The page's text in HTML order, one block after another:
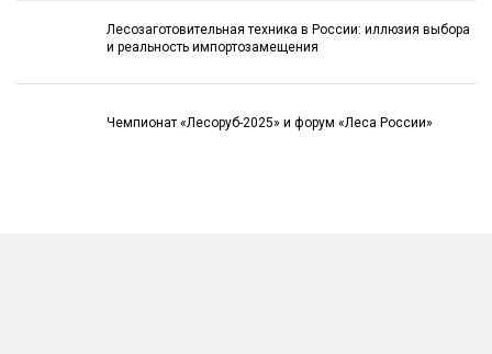
Лесозаготовительная техника в России: иллюзия выбора
и реальность импортозамещения
Чемпионат «Лесоруб-2025» и форум «Леса России»